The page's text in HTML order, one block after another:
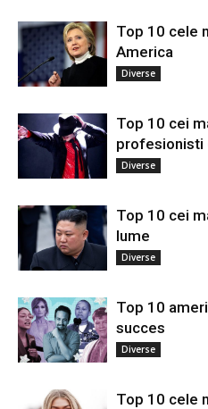
Top 10 cele
America
Diverse
Top 10 cei
profesionisti
Diverse
Top 10 cei
lume
Diverse
Top 10
succes
Diverse
Top 10 cele